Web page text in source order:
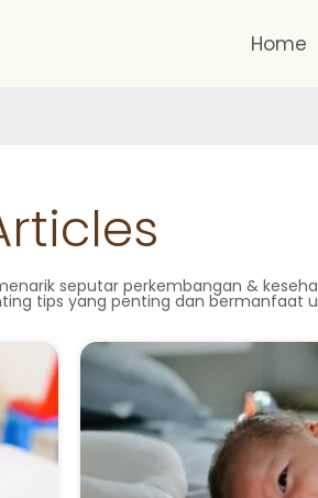
Home
seputar perkembangan &
tips yang penting dan bermanfaat